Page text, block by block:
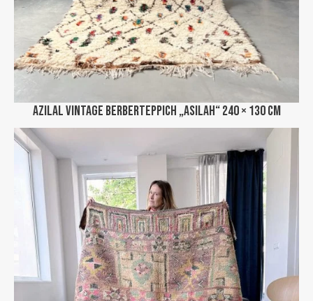
Azilal Vintage Berberteppich „Asilah“ 240 × 130 cm